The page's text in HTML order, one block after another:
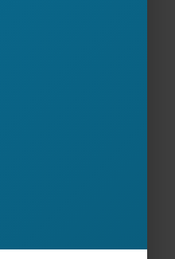
butonit,
fjalës”.